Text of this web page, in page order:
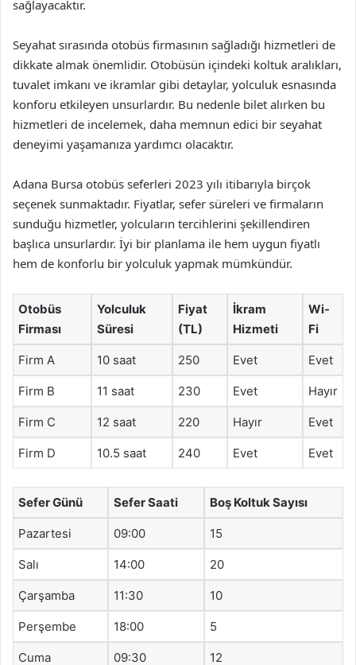
sağlayacaktır.
Seyahat sırasında otobüs firmasının sağladığı hizmetleri de
dikkate almak önemlidir. Otobüsün içindeki koltuk aralıkları,
tuvalet imkanı ve ikramlar gibi detaylar, yolculuk esnasında
konforu etkileyen unsurlardır. Bu nedenle bilet alırken bu
hizmetleri de incelemek, daha memnun edici bir seyahat
deneyimi yaşamanıza yardımcı olacaktır.
Adana Bursa otobüs seferleri 2023 yılı itibarıyla birçok
seçenek sunmaktadır. Fiyatlar, sefer süreleri ve firmaların
sunduğu hizmetler, yolcuların tercihlerini şekillendiren
başlıca unsurlardır. İyi bir planlama ile hem uygun fiyatlı
hem de konforlu bir yolculuk yapmak mümkündür.
Otobüs
Firması
Yolculuk
Süresi
Fiyat
(TL)
İkram
Hizmeti
Wi-
Fi
Firm A 10 saat 250 Evet Evet
Firm B 11 saat 230 Evet Hayır
Firm C 12 saat 220 Hayır Evet
Firm D 10.5 saat 240 Evet Evet
Sefer Günü Sefer Saati Boş Koltuk Sayısı
Pazartesi 09:00 15
Salı 14:00 20
Çarşamba 11:30 10
Perşembe 18:00 5
Cuma 09:30 12